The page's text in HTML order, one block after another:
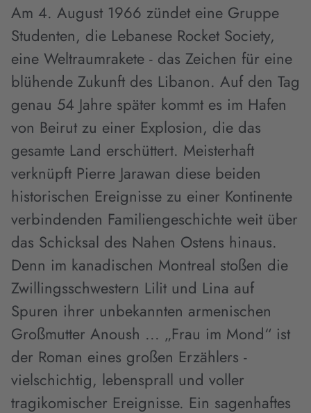
Am 4. August 1966 zündet eine Gruppe
Studenten, die Lebanese Rocket Society,
eine Weltraumrakete - das Zeichen für eine
blühende Zukunft des Libanon. Auf den Tag
genau 54 Jahre später kommt es im Hafen
von Beirut zu einer Explosion, die das
gesamte Land erschüttert. Meisterhaft
verknüpft Pierre Jarawan diese beiden
historischen Ereignisse zu einer Kontinente
verbindenden Familiengeschichte weit über
das Schicksal des Nahen Ostens hinaus.
Denn im kanadischen Montreal stoßen die
Zwillingsschwestern Lilit und Lina auf
Spuren ihrer unbekannten armenischen
Großmutter Anoush ... „Frau im Mond“ ist
der Roman eines großen Erzählers -
vielschichtig, lebensprall und voller
tragikomischer Ereignisse. Ein sagenhaftes